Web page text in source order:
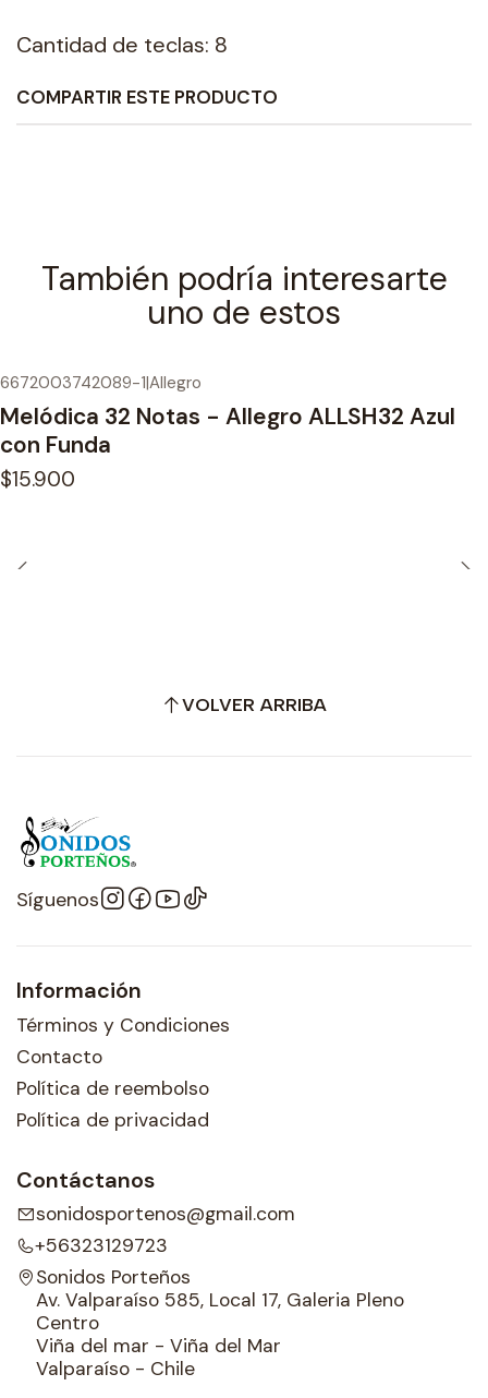
Cantidad de teclas: 8
COMPARTIR ESTE PRODUCTO
También podría interesarte
uno de estos
6672003742089-1|Allegro
Melódica 32 Notas - Allegro ALLSH32 Azul
con Funda
$15.900
VOLVER ARRIBA
Síguenos
Información
Términos y Condiciones
Contacto
Política de reembolso
Política de privacidad
Contáctanos
sonidosportenos@gmail.com
+56323129723
Sonidos Porteños
Av. Valparaíso 585, Local 17, Galeria Pleno
Centro
Viña del mar - Viña del Mar
Valparaíso - Chile